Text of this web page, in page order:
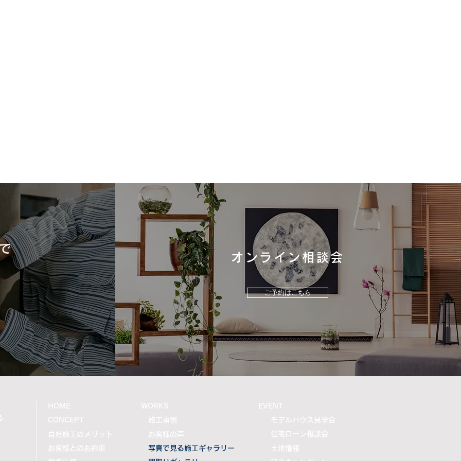
私たちにできること。 ウッドデッキのご提案！
オンライン相談会
ご予約はこちら
HOME
CONCEPT
自社施工のメリット
お客様とのお約束
WORKS
施工事例
お客様の声
写真で見る施工ギャラリー
​EVENT
モデルハウス見学会
住宅ローン相談会
土地情報